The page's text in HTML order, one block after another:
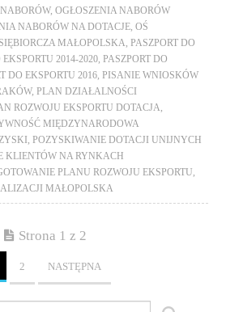
,OGŁOSZENIA NABORÓW
NABORÓW NA DOTACJE ,OŚ
MAŁOPOLSKA ,PASZPORT DO
EKSPORTU 2014-2020 ,PASZPORT DO
DO EKSPORTU 2016 ,PISANIE WNIOSKÓW
,PLAN DZIAŁALNOŚCI
ROZWOJU EKSPORTU DOTACJA
MIĘDZYNARODOWA
,POZYSKIWANIE DOTACJI UNIJNYCH
KLIENTÓW NA RYNKACH
PLANU ROZWOJU EKSPORTU
MAŁOPOLSKA
Strona 1 z 2
2 NASTĘPNA